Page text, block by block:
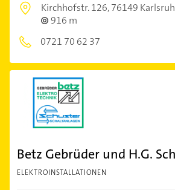
Kirchhofstr. 126,76149
916 m
0721 70 62 37
Betz Gebrüder und H.G.
ELEKTROINSTALLATIONEN